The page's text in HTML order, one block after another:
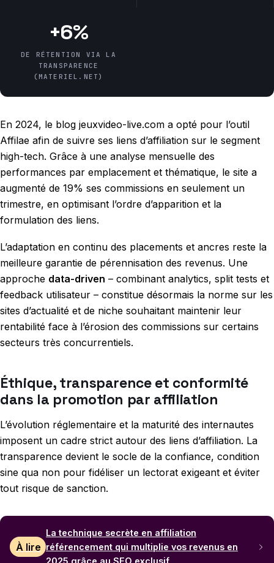
+6%
DE RÉTENTION VIA LA
TRANSPARENCE
(MATERIEL.NET)
En 2024, le blog jeuxvideo-live.com a opté pour l’outil
Affilae afin de suivre ses liens d’affiliation sur le segment
high-tech. Grâce à une analyse mensuelle des
performances par emplacement et thématique, le site a
augmenté de 19% ses commissions en seulement un
trimestre, en optimisant l’ordre d’apparition et la
formulation des liens.
L’adaptation en continu des placements et ancres reste la
meilleure garantie de pérennisation des revenus. Une
approche data-driven – combinant analytics, split tests et
feedback utilisateur – constitue désormais la norme sur les
sites d’actualité et de niche souhaitant maintenir leur
rentabilité face à l’érosion des commissions sur certains
secteurs très concurrentiels.
Éthique, transparence et conformité
dans la promotion par affiliation
L’évolution réglementaire et la maturité des internautes
imposent un cadre strict autour des liens d’affiliation. La
transparence devient le socle de la confiance, condition
sine qua non pour fidéliser un lectorat exigeant et éviter
tout risque de sanction.
À lire
La technique secrète en affiliation
référencement qui multiplie vos revenus en